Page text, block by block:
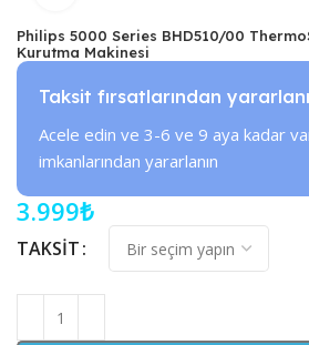
Philips 5000 Series BHD510/00
Kurutma Makinesi
Taksit fırsatlarından
Acele edin ve 3-6 ve 9 aya kadar
imkanlarından yararlanın
3.999₺
TAKSIT